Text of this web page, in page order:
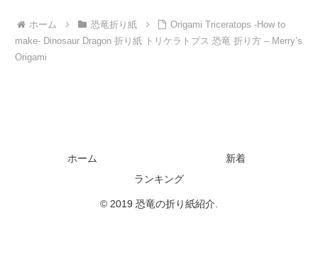
ホーム 恐竜折り紙
Origami Triceratops -How to
make- Dinosaur Dragon 折り紙 トリケラトプス 恐竜 折り方 – Merry’s
Origami
ホーム
新着
ランキング
© 2019 恐竜の折り紙紹介.